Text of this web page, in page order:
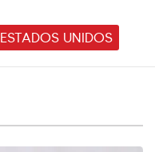
ESTADOS UNIDOS